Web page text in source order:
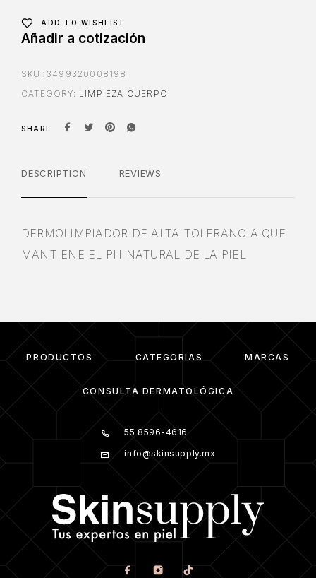
ADD TO WISHLIST
Añadir a cotización
SKU: 3499320008198
CATEGORY: LIMPIEZA CUERPO
SHARE
DESCRIPTION REVIEWS
DERMOLIMPIADOR DE ALTA TOLERANCIA QUE
MANTIENE EL PH NATURAL DE LA PIEL
PRODUCTOS CATEGORIAS MARCAS
CONSULTA DERMATOLÓGICA
55 8596-4616
info@skinsupply.mx